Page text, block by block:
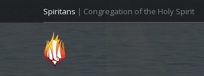
Spiritans | Congregation of the Holy Spirit